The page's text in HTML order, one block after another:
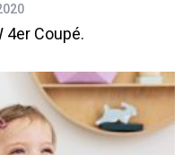
4er Coupé.